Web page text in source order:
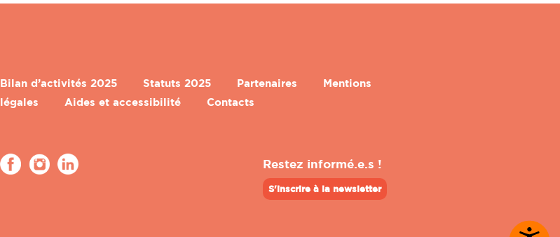
Bilan d’activités 2025 Statuts 2025 Partenaires
Mentions
légales
Aides et accessibilité Contacts
Restez informé.e.s !
S'inscrire à la newsletter